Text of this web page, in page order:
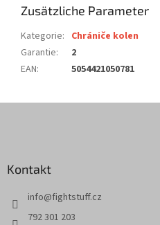
Zusätzliche Parameter
Kategorie: Chrániče kolen
Garantie:
2
EAN: 5054421050781
Kontakt
info@fightstuff.cz
792 301 203